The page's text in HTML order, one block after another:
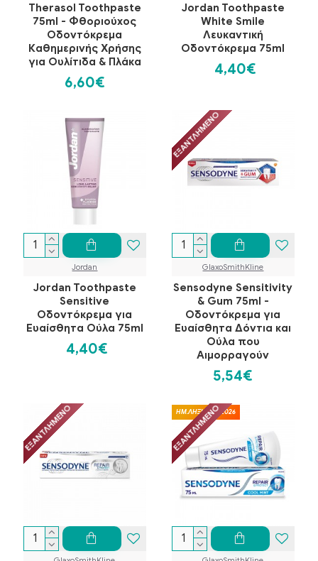
Therasol Toothpaste
75ml - Φθοριούχος
Οδοντόκρεμα
Καθημερινής Χρήσης
για Ουλίτιδα & Πλάκα
6,60€
Jordan Toothpaste
White Smile
Λευκαντική
Οδοντόκρεμα 75ml
4,40€
Jordan
Jordan Toothpaste
Sensitive
Οδοντόκρεμα για
Ευαίσθητα Ούλα 75ml
4,40€
ΕΞΑΝΤΛΗΜΈΝΟ
GlaxoSmithKline
Sensodyne Sensitivity
& Gum 75ml -
Οδοντόκρεμα για
Ευαίσθητα Δόντια και
Ούλα που
Αιμορραγούν
5,54€
ΕΞΑΝΤΛΗΜΈΝΟ ΗΜ.ΛΗΞΗΣ 10/2026
ΕΞΑΝΤΛΗΜΈΝΟ